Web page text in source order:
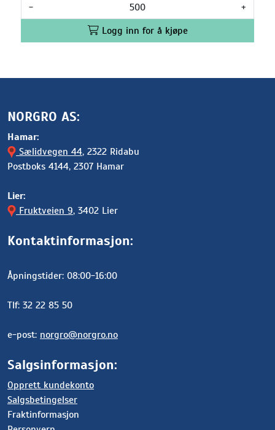
-
+
Logg inn for å kjøpe
NORGRO AS:
Hamar:
Sælidvegen 44, 2322 Ridabu
Postboks 4144, 2307 Hamar
Lier:
Fruktveien 9, 3402 Lier
Kontaktinformasjon:
Åpningstider: 08:00-16:00
Tlf: 32 22 85 50
e-post: norgro@norgro.no
Salgsinformasjon:
Opprett kundekonto
Salgsbetingelser
Fraktinformasjon